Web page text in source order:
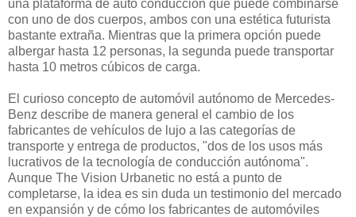
una plataforma de auto conducción que puede combinarse
con uno de dos cuerpos, ambos con una estética futurista
bastante extraña. Mientras que la primera opción puede
albergar hasta 12 personas, la segunda puede transportar
hasta 10 metros cúbicos de carga.
El curioso concepto de automóvil autónomo de Mercedes-
Benz describe de manera general el cambio de los
fabricantes de vehículos de lujo a las categorías de
transporte y entrega de productos, "dos de los usos más
lucrativos de la tecnología de conducción autónoma".
Aunque The Vision Urbanetic no está a punto de
completarse, la idea es sin duda un testimonio del mercado
en expansión y de cómo los fabricantes de automóviles